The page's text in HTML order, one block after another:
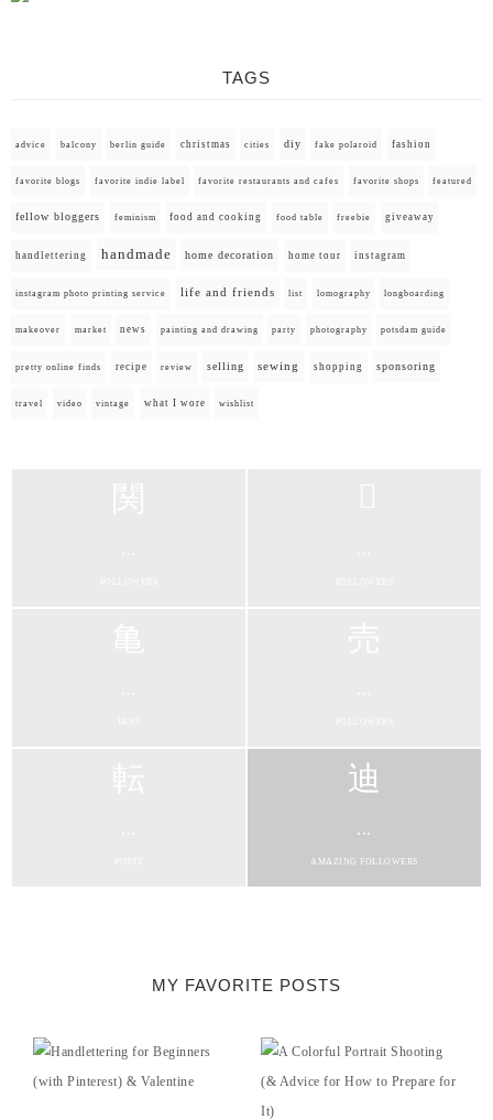
TAGS
advice balcony berlin guide christmas cities diy fake polaroid fashion
favorite blogs favorite indie label favorite restaurants and cafes favorite shops featured
fellow bloggers feminism food and cooking food table freebie giveaway
handlettering handmade home decoration home tour instagram
instagram photo printing service life and friends list lomography longboarding
makeover market news painting and drawing party photography potsdam guide
pretty online finds recipe review selling sewing shopping sponsoring
travel video vintage what I wore wishlist
...
AMAZING FOLLOWERS
MY FAVORITE POSTS